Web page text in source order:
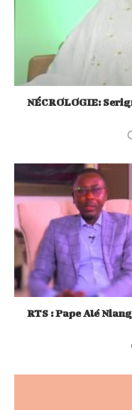
NÉCROLOGIE:
RTS : Pape Alé